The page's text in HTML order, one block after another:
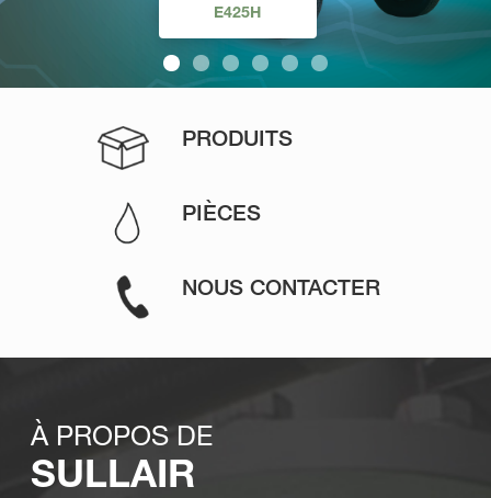
E425H
TS
ÉLECTRIQUES
LS
STATIONNAIRES
PORTABLE
PRODUITS
PIÈCES
NOUS CONTACTER
À PROPOS DE
SULLAIR